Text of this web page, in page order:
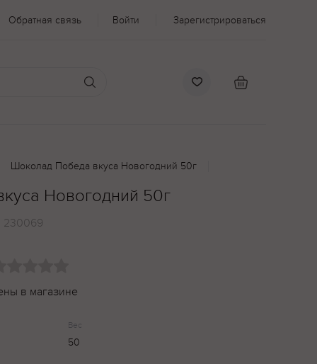
Обратная связь Войти Зарегистрироваться
Шоколад Победа вкуса Новогодний 50г
Новогодний 50г
230069
в магазине
Вес
50